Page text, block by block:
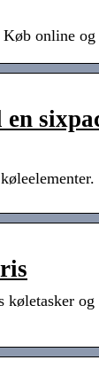
online